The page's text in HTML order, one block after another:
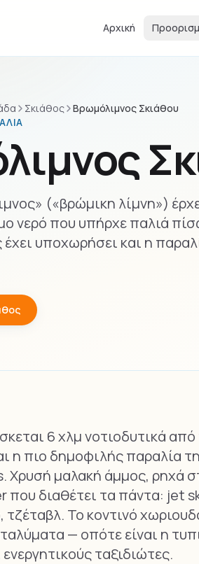
Αρχική
Σκιάθος
Βρωμόλιμνος Σκιάθου
(«βρώμικη λίμνη»)
νερό που υπήρχε παλιά
υποχωρήσει και η
6 χλμ νοτιοδυτικά
η πιο δημοφιλής παραλία
Χρυσή μαλακή άμμος, ρηχά
διαθέτει τα πάντα: jet
τζέταβλ. Το κοντινό
— οπότε είναι η
ενεργητικούς ταξιδιώτες.